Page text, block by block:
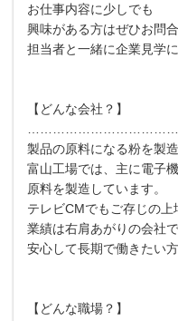
お仕事内容に少しでも
興味がある方はぜひお問合
担当者と一緒に企業見学
【どんな会社？】
製品の原料になる粉を製
富山工場では、主に電子
原料を製造しています。
テレビCMでもご存じの上
業績は右肩あがりの会社で
安心して長期で働きたい
【どんな職場？】